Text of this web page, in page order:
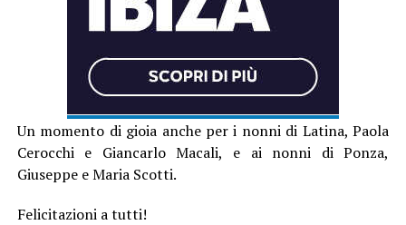
Un momento di gioia anche per i nonni di Latina, Paola
Cerocchi e Giancarlo Macali, e ai nonni di Ponza,
Giuseppe e Maria Scotti.
Felicitazioni a tutti!